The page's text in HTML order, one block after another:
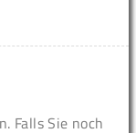
Falls Sie noch